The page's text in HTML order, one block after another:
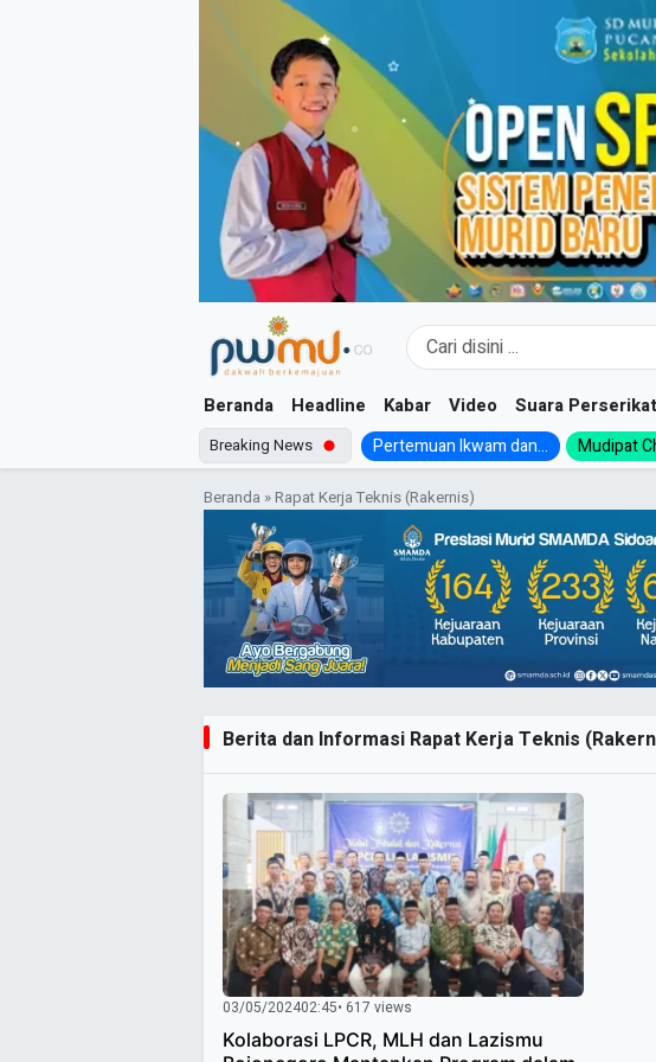
Beranda Headline Kabar Video Suara
Breaking News Pertemuan Ikwam dan... Mudipat
Beranda »Rapat Kerja Teknis (Rakernis)
Berita dan Informasi Rapat Kerja Teknis
03/05/202402:45• 617 views
Kolaborasi LPCR, MLH dan Lazismu